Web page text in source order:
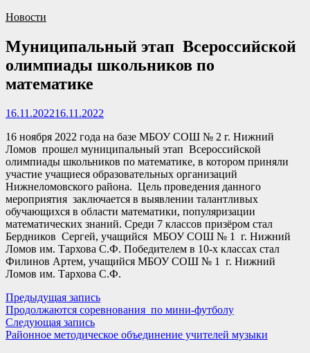
Новости
Муниципальный этап Всероссийской
олимпиады школьников по
математике
16.11.202216.11.2022
16 ноября 2022 года на базе МБОУ СОШ № 2 г. Нижний
Ломов прошел муниципальный этап Всероссийской
олимпиады школьников по математике, в котором приняли
участие учащиеся образовательных организаций
Нижнеломовского района. Цель проведения данного
мероприятия заключается в выявлении талантливых
обучающихся в области математики, популяризации
математических знаний. Среди 7 классов призёром стал
Бердников Сергей, учащийся МБОУ СОШ № 1 г. Нижний
Ломов им. Тархова С.Ф. Победителем в 10-х классах стал
Филинов Артем, учащийся МБОУ СОШ № 1 г. Нижний
Ломов им. Тархова С.Ф.
Навигация
по
записям
Предыдущая записьПредыдущая
запись:
Продолжаются соревнования по мини-футболу
Следующая записьСледующая
запись:
Районное методическое объединение учителей музыки